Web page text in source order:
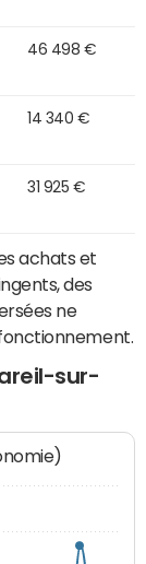
46 498 €
14 340 €
31 925 €
achats et
des
ne
sur-